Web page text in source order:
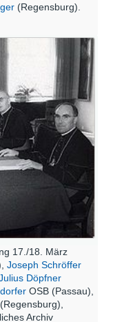
(Regensburg).
17./18. März
Joseph Schröffer
Döpfner
OSB (Passau),
(Regensburg),
Archiv